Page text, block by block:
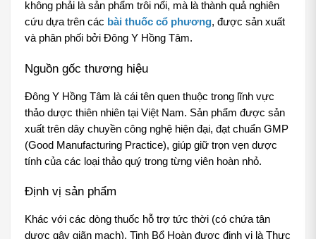
không phải là sản phẩm trôi nổi, mà là thành quả nghiên
cứu dựa trên các bài thuốc cổ phương, được sản xuất
và phân phối bởi Đông Y Hồng Tâm.
Nguồn gốc thương hiệu
Đông Y Hồng Tâm là cái tên quen thuộc trong lĩnh vực
thảo dược thiên nhiên tại Việt Nam. Sản phẩm được sản
xuất trên dây chuyền công nghệ hiện đại, đạt chuẩn GMP
(Good Manufacturing Practice), giúp giữ trọn vẹn dược
tính của các loại thảo quý trong từng viên hoàn nhỏ.
Định vị sản phẩm
Khác với các dòng thuốc hỗ trợ tức thời (có chứa tân
dược gây giãn mạch), Tinh Bổ Hoàn được định vị là Thực